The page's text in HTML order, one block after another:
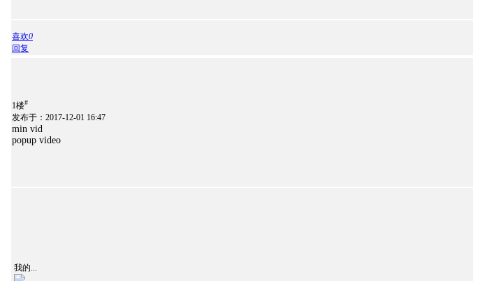
喜欢0
回复
1楼#
发布于：2017-12-01 16:47
min vid
popup video
我的...